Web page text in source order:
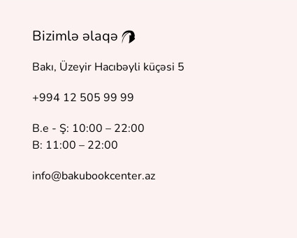
Bizimlə əlaqə
Bakı, Üzeyir Hacıbəyli küçəsi 5
+994 12 505 99 99
B.e - Ş: 10:00 – 22:00
B: 11:00 – 22:00
info@bakubookcenter.az